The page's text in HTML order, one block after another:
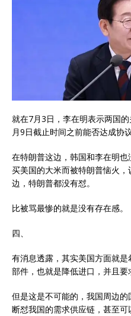
就在7月3日，李在明表示两国
月9日截止时间之前能否达成协议
在特朗普这边，韩国和李在明
买美国的大米而被特朗普恼火，
边，特朗普都没有怼。
比被骂最惨的就是没有存在感。
四、
有消息透露，其实美国方面就
部件，也就是降低进口，并且要
但是这是不可能的，我国周边
断怼我国的需求供应链，甚至可